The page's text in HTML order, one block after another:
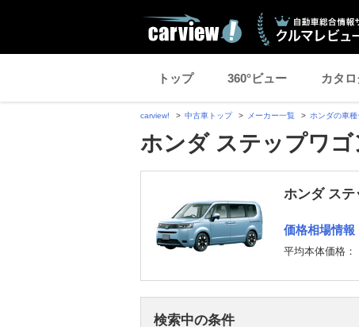
トップ 360°ビュー カタ
carview! 中古車トップ メーカー一覧 ホンダの車種
ホンダ ステップワ
ホンダ ステ
価格相場情報
平均本体価格：
検索中の条件